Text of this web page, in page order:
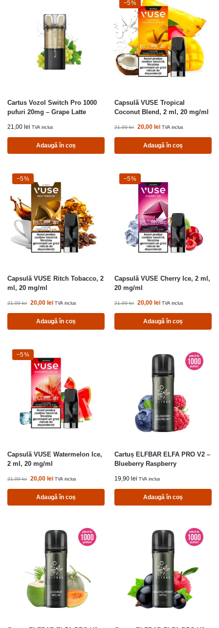
Cartus Vozol Switch Pro 1000
pufuri 20mg – Grape Latte
21,00 lei TVA inclus
Adaugă în coș
-5%
−5%
Capsulă VUSE Tropical
Coconut Blend, 2 ml, 20 mg/ml
21,00lei 20,00 lei TVA inclus
Adaugă în coș
-5%
−5%
Capsulă VUSE Ritch Tobacco, 2
ml, 20 mg/ml
21,00lei 20,00 lei TVA inclus
Adaugă în coș
-5%
−5%
Capsulă VUSE Cherry Ice, 2 ml,
20 mg/ml
21,00lei 20,00 lei TVA inclus
Adaugă în coș
-5%
−5%
Capsulă VUSE Watermelon Ice,
2 ml, 20 mg/ml
21,00lei 20,00 lei TVA inclus
Adaugă în coș
Cartuș ELFBAR ELFA PRO V2 –
Blueberry Raspberry
19,90 lei TVA inclus
Adaugă în coș